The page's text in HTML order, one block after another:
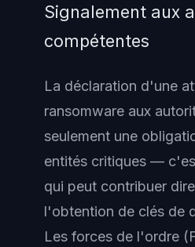
Signalement aux
compétentes
La déclaration d'une
ransomware aux
seulement une
entités critiques —
qui peut contribuer
l'obtention de clés de
Les forces de l'ordre